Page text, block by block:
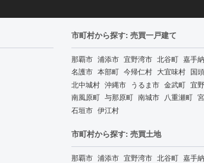
市町村から探す: 売買一戸建て
那覇市 浦添市 宜野湾市 北谷町 嘉手
名護市 本部町 今帰仁村 大宜味村 国
北中城村 沖縄市 うるま市 金武町 宜
南風原町 与那原町 南城市 八重瀬町
石垣市 伊江村
市町村から探す: 売買土地
那覇市 浦添市 宜野湾市 北谷町 嘉手